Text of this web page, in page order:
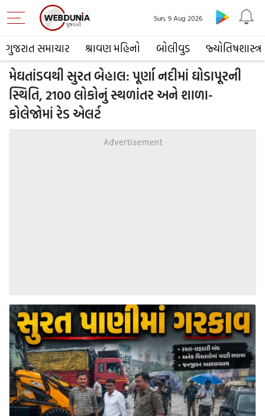
ગુજરાત સમાચાર શ્રાવણ મહિનો બોલીવુડ જ્યોતિષશાસ્ત્ર
Sun, 9 Aug 2026
મેઘતાંડવથી સુરત બેહાલ: પૂર્ણા નદીમાં ઘોડાપૂરની
સ્થિતિ, 2100 લોકોનું સ્થળાંતર અને શાળા-
કોલેજોમાં રેડ એલર્ટ